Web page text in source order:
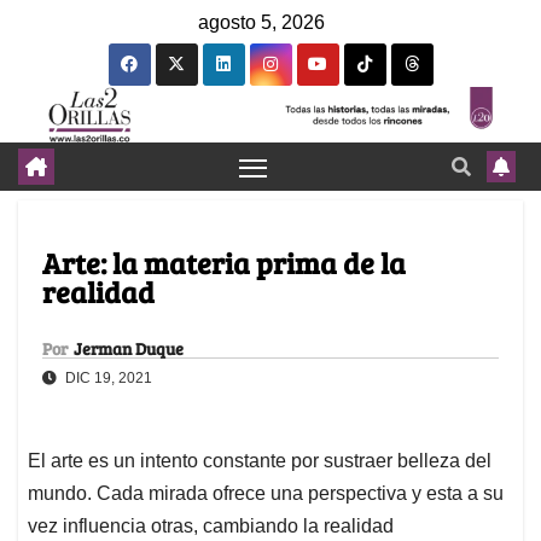
agosto 5, 2026
Arte: la materia prima de la
realidad
Por Jerman Duque
DIC 19, 2021
El arte es un intento constante por sustraer belleza del
mundo. Cada mirada ofrece una perspectiva y esta a su
vez influencia otras, cambiando la realidad